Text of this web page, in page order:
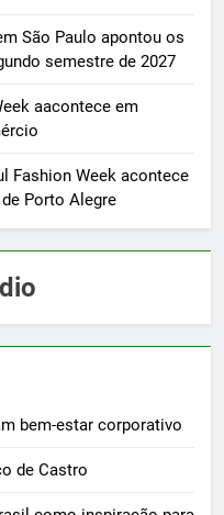
São Paulo apontou os
semestre de 2027
aacontece em
Fashion Week acontece
Porto Alegre
bem-estar corporativo
de Castro